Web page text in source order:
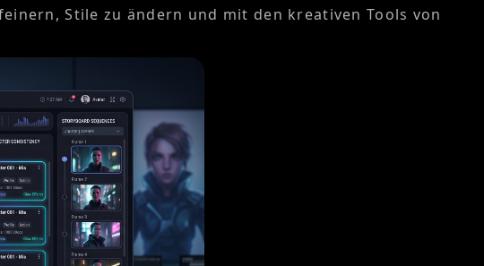
Stile zu ändern und mit den kreativen Tools von